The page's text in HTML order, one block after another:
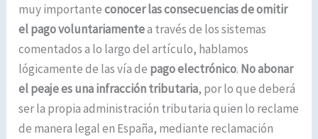
muy importanteconocer las consecuencias de omitir
el pago voluntariamentea través de los sistemas
comentados a lo largo del artículo, hablamos
lógicamente de las vía de pago electrónico. No abonar
el peaje es una infracción tributaria, por lo que deberá
ser la propia administración tributaria quien lo reclame
de manera legal en España, mediante reclamación